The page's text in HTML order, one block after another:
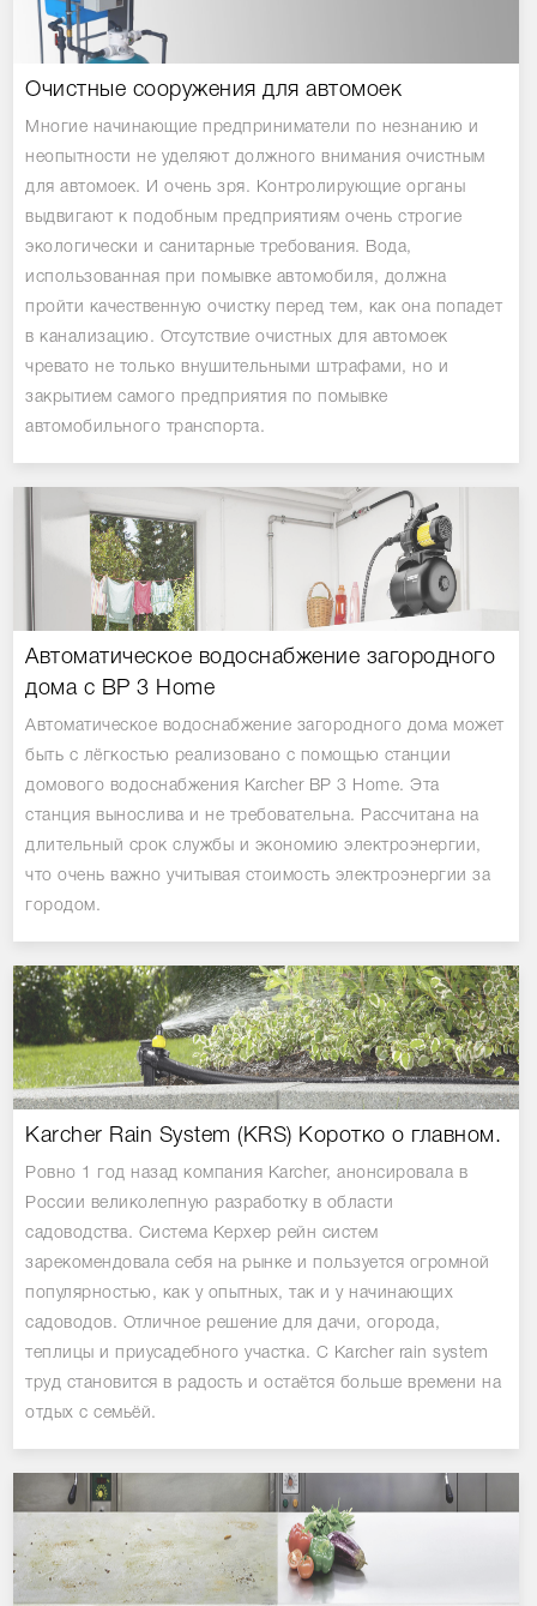
Очистные сооружения для автомоек
Многие начинающие предприниматели по незнанию и
неопытности не уделяют должного внимания очистным
для автомоек. И очень зря. Контролирующие органы
выдвигают к подобным предприятиям очень строгие
экологически и санитарные требования. Вода,
использованная при помывке автомобиля, должна
пройти качественную очистку перед тем, как она попадет
в канализацию. Отсутствие очистных для автомоек
чревато не только внушительными штрафами, но и
закрытием самого предприятия по помывке
автомобильного транспорта.
Автоматическое водоснабжение загородного
дома с BP 3 Home
Автоматическое водоснабжение загородного дома может
быть с лёгкостью реализовано с помощью станции
домового водоснабжения Karcher BP 3 Home. Эта
станция вынослива и не требовательна. Рассчитана на
длительный срок службы и экономию электроэнергии,
что очень важно учитывая стоимость электроэнергии за
городом.
Karcher Rain System (KRS) Коротко о главном.
Ровно 1 год назад компания Karcher, анонсировала в
России великолепную разработку в области
садоводства. Система Керхер рейн систем
зарекомендовала себя на рынке и пользуется огромной
популярностью, как у опытных, так и у начинающих
садоводов. Отличное решение для дачи, огорода,
теплицы и приусадебного участка. С Karcher rain system
труд становится в радость и остаётся больше времени на
отдых с семьёй.